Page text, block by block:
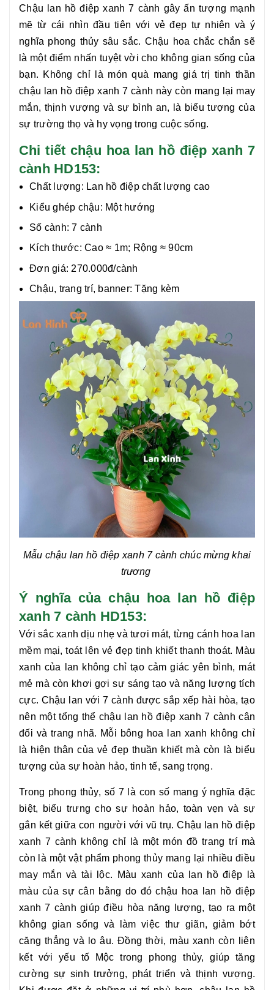
Chậu lan hồ điệp xanh 7 cành gây ấn tượng mạnh
mẽ từ cái nhìn đầu tiên với vẻ đẹp tự nhiên và ý
nghĩa phong thủy sâu sắc. Chậu hoa chắc chắn sẽ
là một điểm nhấn tuyệt vời cho không gian sống của
bạn. Không chỉ là món quà mang giá trị tinh thần
chậu lan hồ điệp xanh 7 cành này còn mang lại may
mắn, thịnh vượng và sự bình an, là biểu tượng của
sự trường thọ và hy vọng trong cuộc sống.
Chi tiết chậu hoa lan hồ điệp xanh 7
cành HD153:
Chất lượng: Lan hồ điệp chất lượng cao
Kiểu ghép chậu: Một hướng
Số cành: 7 cành
Kích thước: Cao ≈ 1m; Rộng ≈ 90cm
Đơn giá: 270.000đ/cành
Chậu, trang trí, banner: Tặng kèm
Mẫu chậu lan hồ điệp xanh 7 cành chúc mừng khai
trương
Ý nghĩa của chậu hoa lan hồ điệp
xanh 7 cành HD153:
Với sắc xanh dịu nhẹ và tươi mát, từng cánh hoa lan
mềm mại, toát lên vẻ đẹp tinh khiết thanh thoát. Màu
xanh của lan không chỉ tạo cảm giác yên bình, mát
mẻ mà còn khơi gợi sự sáng tạo và năng lượng tích
cực. Chậu lan với 7 cành được sắp xếp hài hòa, tạo
nên một tổng thể chậu
lan hồ điệp xanh 7 cànhcân
đối và trang nhã. Mỗi bông hoa lan xanh không chỉ
là hiện thân của vẻ đẹp thuần khiết mà còn là biểu
tượng của sự hoàn hảo, tinh tế, sang trọng.
Trong phong thủy, số 7 là con số mang ý nghĩa đặc
biệt, biểu trưng cho sự hoàn hảo, toàn vẹn và sự
gắn kết giữa con người với vũ trụ. Chậu lan hồ điệp
xanh 7 cành không chỉ là một món đồ trang trí mà
còn là một vật phẩm phong thủy mang lại nhiều điều
may mắn và tài lộc. Màu xanh của lan hồ điệp là
màu của sự cân bằng do đó chậu hoa
lan hồ điệp
xanh 7 cành giúp điều hòa năng lượng, tạo ra một
không gian sống và làm việc thư giãn, giảm bớt
căng thẳng và lo âu. Đồng thời, màu xanh còn liên
kết với yếu tố Mộc trong phong thủy, giúp tăng
cường sự sinh trưởng, phát triển và thịnh vượng.